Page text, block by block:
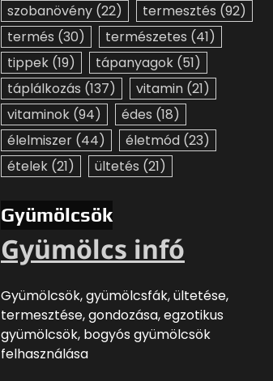
szobanövény (22) termesztés (92)
termés (30) természetes (41)
tippek (19) tápanyagok (51)
táplálkozás (137) vitamin (21)
vitaminok (94) édes (18)
élelmiszer (44) életmód (23)
ételek (21) ültetés (21)
Gyümölcsök
Gyümölcs infó
Gyümölcsök, gyümölcsfák, ültetése,
termesztése, gondozása, egzotikus
gyümölcsök, bogyós gyümölcsök
felhasználása